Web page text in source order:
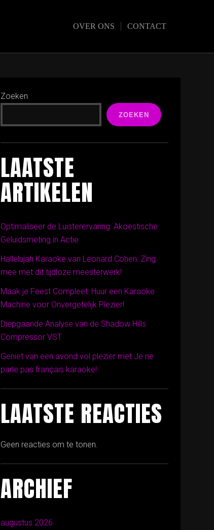
OVER ONS CONTACT
Zoeken
ZOEKEN
LAATSTE
ARTIKELEN
Optimaliseer de Luisterervaring: Akoestische
Geluidsmeting in Actie
Hallelujah Karaoke van Leonard Cohen: Zing
mee met dit tijdloze meesterwerk!
Maak je Feest Compleet: Huur een Karaoke
Machine voor Onvergetelijk Plezier!
Diepgaande Analyse van de Shadow Hills
Compressor VST
Geniet van een avond vol plezier met Je ne
parle pas français karaoke!
LAATSTE REACTIES
Geen reacties om te tonen.
ARCHIEF
augustus 2026